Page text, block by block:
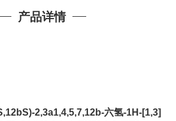
产品详情
2,3a1,4,5,7,12b-六氢-1H-[1,3]